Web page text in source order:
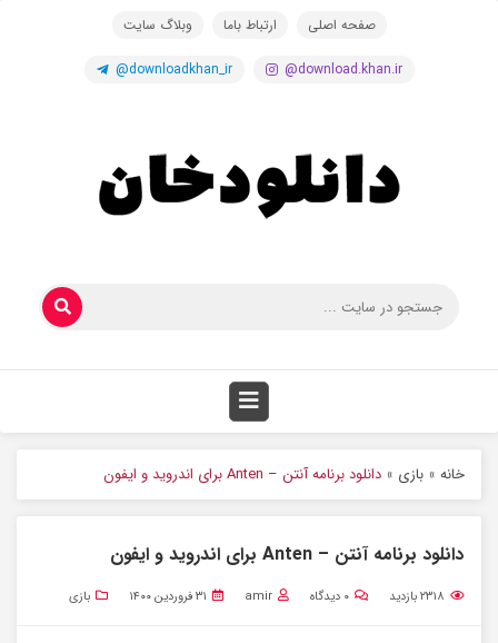
صفحه اصلی ارتباط باما وبلاگ سایت
@download.khan.ir
@downloadkhan_ir
خانه » بازی » دانلود برنامه آنتن – Anten برای اندروید و ایفون
دانلود برنامه آنتن – Anten برای اندروید و ایفون
۲۳۱۸بازدید ۰ دیدگاه amir ۳۱ فروردین ۱۴۰۰ بازی